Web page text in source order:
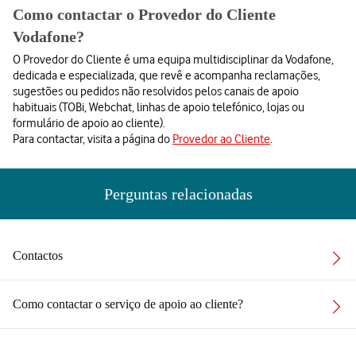
Como contactar o Provedor do Cliente
Vodafone?
O Provedor do Cliente é uma equipa multidisciplinar da Vodafone,
dedicada e especializada, que revê e acompanha reclamações,
sugestões ou pedidos não resolvidos pelos canais de apoio
habituais (TOBi, Webchat, linhas de apoio telefónico, lojas ou
formulário de apoio ao cliente).
Para contactar, visita a página do Provedor ao Cliente.
Perguntas relacionadas
Contactos
Como contactar o serviço de apoio ao cliente?